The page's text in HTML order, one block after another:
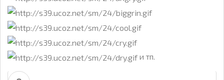
и тп.